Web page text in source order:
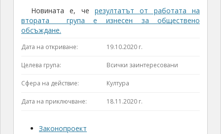
Новината е, че резултатът от работата на
втората група е изнесен за обществено
обсъждане.
Дата на откриване: 19.10.2020 г.
Целева група: Всички заинтересовани
Сфера на действие: Култура
Дата на приключване: 18.11.2020 г.
Законопроект